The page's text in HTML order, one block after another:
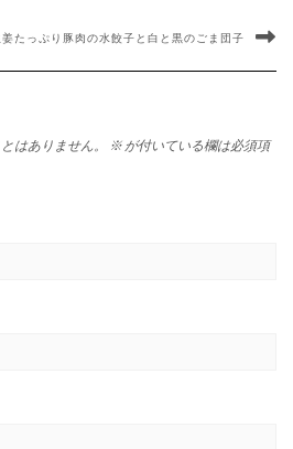
姜たっぷり豚肉の水餃子と白と黒のごま団子
はありません。 ※ が付いている欄は必須項